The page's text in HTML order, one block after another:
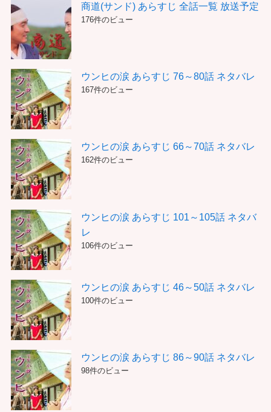
商道(サンド) あらすじ 全話一覧 放送予定
176件のビュー
ウンヒの涙 あらすじ 76～80話 ネタバレ
167件のビュー
ウンヒの涙 あらすじ 66～70話 ネタバレ
162件のビュー
ウンヒの涙 あらすじ 101～105話 ネタバ
レ
106件のビュー
ウンヒの涙 あらすじ 46～50話 ネタバレ
100件のビュー
ウンヒの涙 あらすじ 86～90話 ネタバレ
98件のビュー